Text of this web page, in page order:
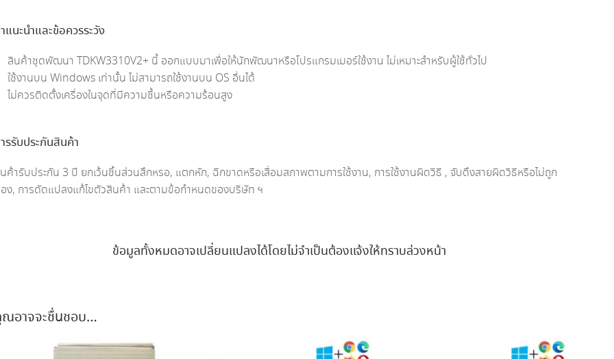
แนะนำและข้อควรระวัง
สินค้าชุดพัฒนา TDKW3310V2+ นี้ ออกแบบมาเพื่อให้นักพัฒนาหรือโปรแกรมเมอร์ใช้งาน ไม่เหมาะสำหรับผู้ใช้ทั่วไป
ใช้งานบน Windows เท่านั้น ไม่สามารถใช้งานบน OS อื่นได้
ไม่ควรติดตั้งเครื่องในจุดที่มีความชื้นหรือความร้อนสูง
รรับประกันสินค้า
ค้ารับประกัน 3 ปี ยกเว้นชิ้นส่วนสึกหรอ, แตกหัก, ฉีกขาดหรือเสื่อมสภาพตามการใช้งาน, การใช้งานผิดวิธี , จับดึงสายผิดวิธีหรือไม่ถูก
ง, การดัดแปลงแก้ไขตัวสินค้า และตามข้อกำหนดของบริษัท ฯ
ข้อมูลทั้งหมดอาจเปลี่ยนแปลงได้โดยไม่จำเป็นต้องแจ้งให้ทราบล่วงหน้า
อาจจะชื่นชอบ…